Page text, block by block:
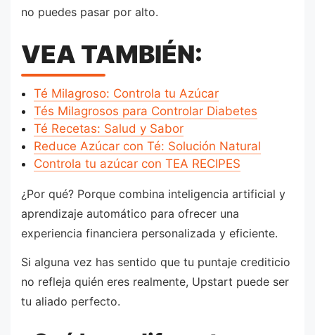
no puedes pasar por alto.
VEA TAMBIÉN:
Té Milagroso: Controla tu Azúcar
Tés Milagrosos para Controlar Diabetes
Té Recetas: Salud y Sabor
Reduce Azúcar con Té: Solución Natural
Controla tu azúcar con TEA RECIPES
¿Por qué? Porque combina inteligencia artificial y
aprendizaje automático para ofrecer una
experiencia financiera personalizada y eficiente.
Si alguna vez has sentido que tu puntaje crediticio
no refleja quién eres realmente, Upstart puede ser
tu aliado perfecto.